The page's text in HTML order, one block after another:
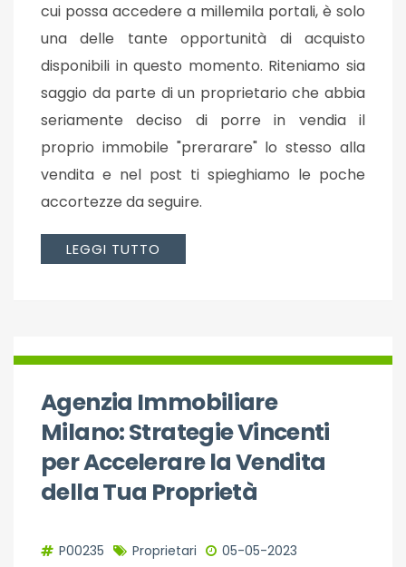
cui possa accedere a millemila portali, è solo
una delle tante opportunità di acquisto
disponibili in questo momento. Riteniamo sia
saggio da parte di un proprietario che abbia
seriamente deciso di porre in vendia il
proprio immobile "prerarare" lo stesso alla
vendita e nel post ti spieghiamo le poche
accortezze da seguire.
LEGGI TUTTO
Agenzia Immobiliare
Milano: Strategie Vincenti
per Accelerare la Vendita
della Tua Proprietà
P00235 Proprietari 05-05-2023